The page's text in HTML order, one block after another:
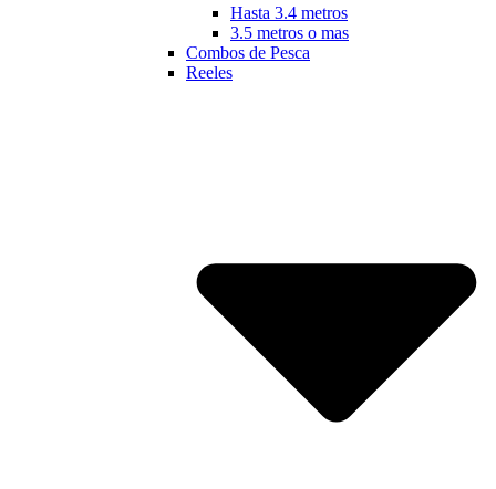
Hasta 3.4 metros
3.5 metros o mas
Combos de Pesca
Reeles